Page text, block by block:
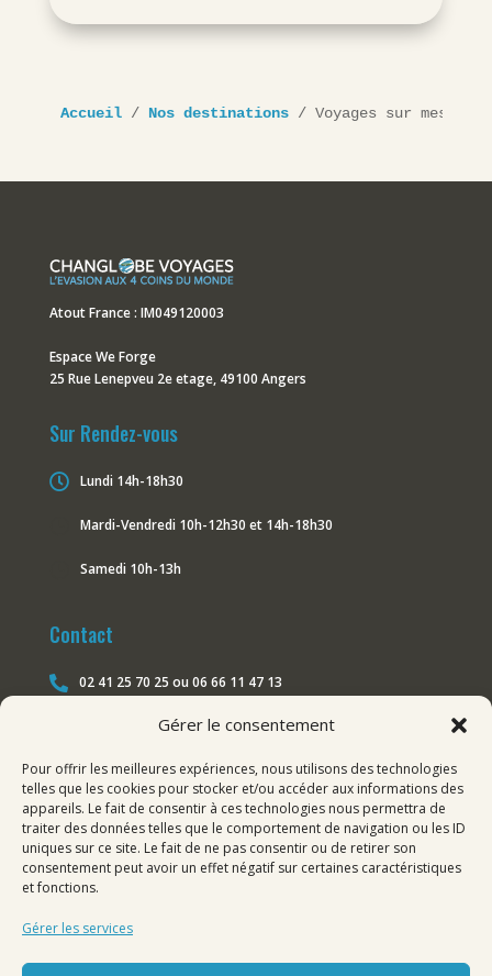
Gérer le consentement
Pour offrir les meilleures expériences, nous utilisons des technologies
telles que les cookies pour stocker et/ou accéder aux informations des
appareils. Le fait de consentir à ces technologies nous permettra de
traiter des données telles que le comportement de navigation ou les ID
uniques sur ce site. Le fait de ne pas consentir ou de retirer son
consentement peut avoir un effet négatif sur certaines caractéristiques
et fonctions.
Gérer les services
Accueil / Nos destinations / Voyages sur mesure
Atout France : IM049120003
Espace We Forge
25 Rue Lenepveu 2e etage, 49100 Angers
Sur Rendez-vous
 Lundi 14h-18h30
Mardi-Vendredi 10h-12h30 et 14h-18h30
Samedi 10h-13h
Contact
 02 41 25 70 25 ou 06 66 11 47 13
changoangers@gmail.com
Nous suivre sur les réseaux
Facebook
 Instagram
 LinkedIn